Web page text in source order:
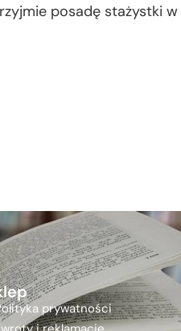
posadę stażystki
prywatności